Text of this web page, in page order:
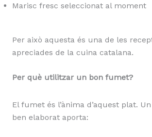
Marisc fresc seleccionat al moment
Per això aquesta és una de les
apreciades de la cuina catalana.
Per què utilitzar un bon fumet?
El fumet és l’ànima d’aquest plat.
ben elaborat aporta: